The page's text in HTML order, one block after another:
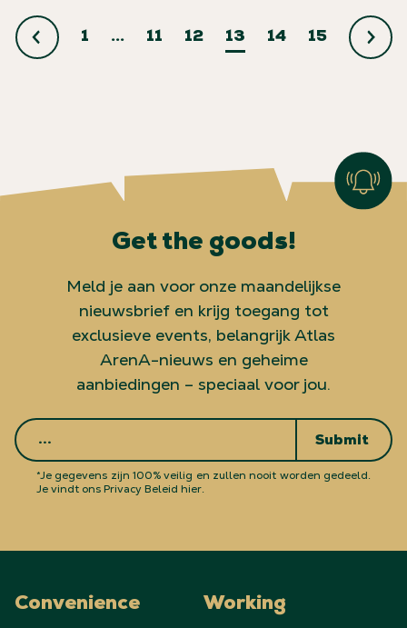
1 … 11 12 13 14 15
Get the goods!
Meld je aan voor onze maandelijkse
nieuwsbrief en krijg toegang tot
exclusieve events, belangrijk Atlas
ArenA-nieuws en geheime
aanbiedingen – speciaal voor jou.
Submit
*Je gegevens zijn 100% veilig en zullen nooit worden gedeeld.
Je vindt ons Privacy Beleid hier.
Convenience Working